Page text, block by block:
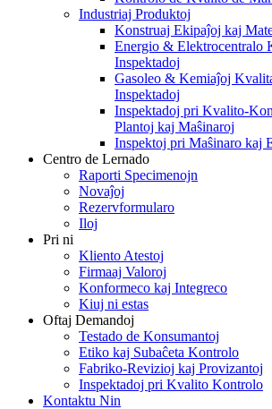
Industriaj Produktoj
Konstruaj Ekipaĵoj kaj
Energio & Elektrocentralo
Inspektadoj
Gasoleo & Kemiaĵoj
Inspektadoj
Inspektadoj pri Kvalito-
Plantoj kaj Maŝinaroj
Inspektoj pri Maŝinaro kaj
Centro de Lernado
Raporti Specimenojn
Novaĵoj
Rezervformularo
Iloj
Pri ni
Kliento Atestoj
Firmaaj Valoroj
Konformeco kaj Integreco
Kiuj ni estas
Oftaj Demandoj
Testado de Konsumantoj
Etiko kaj Subaĉeta Kontrolo
Fabriko-Revizioj kaj Provizantoj
Inspektadoj pri Kvalito Kontrolo
Kontaktu Nin